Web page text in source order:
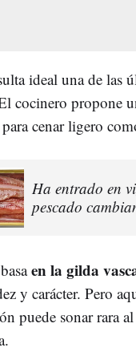
ideal una de las
cocinero propone
cenar ligero
Ha entrado en
pescado
en la gilda
y carácter. Pero
puede sonar rara